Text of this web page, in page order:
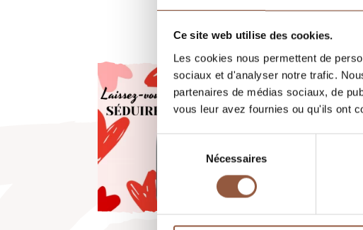
Ce site web utilise des cookies.
Les cookies nous permettent de
sociaux et d'analyser notre trafic.
partenaires de médias sociaux, de
vous leur avez fournies ou qu'ils ont
Sélection
consentement
Nécessaires